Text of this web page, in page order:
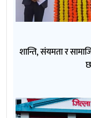
शान्ति, संयमता र